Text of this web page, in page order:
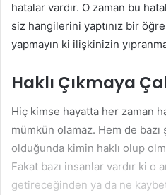
hatalar vardır. O zaman bu
siz hangilerini yaptınız bir
yapmayın ki ilişkinizin
Haklı Çıkmaya
Hiç kimse hayatta her zaman
mümkün olamaz. Hem de
olduğunda kimin haklı olup
Fakat bazı insanlar vardır ki o
getireceğinden ya da ne